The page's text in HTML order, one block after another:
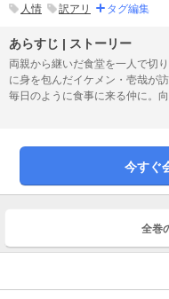
人情 訳アリ タグ編集
あらすじ | ストーリー
両親から継いだ食堂を一人で切
に身を包んだイケメン・壱哉が
毎日のように食事に来る仲に。
想いを受け入れられないことに
なりふり構わず取りにいきます
され、ついには身体を重ね合う
今すぐ
全巻